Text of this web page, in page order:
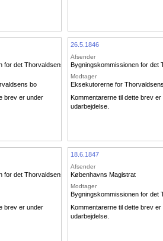
for det Thorvaldsenske Museum
bo
brev er under
26.5.1846
Afsender
Bygningskommissionen for det
Modtager
Eksekutorerne for
Kommentarerne til dette brev er
udarbejdelse.
for det Thorvaldsenske Museum
brev er under
18.6.1847
Afsender
Københavns Magistrat
Modtager
Bygningskommissionen for det
Kommentarerne til dette brev er
udarbejdelse.